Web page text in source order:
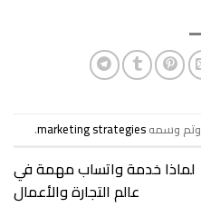
وتم وسمهmarketing strategies
.
لماذا خدمة واتساب مهمة في
عالم التجارة والأعمال